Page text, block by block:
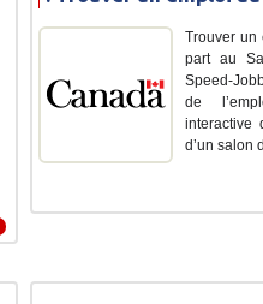
Trouver un
part au
Speed-
de
interactive
d’un salon